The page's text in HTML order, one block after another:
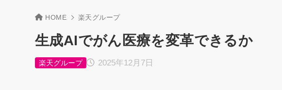
HOME 楽天グループ
生成AIでがん医療を変革できるか
2025年12月7日
楽天グループ